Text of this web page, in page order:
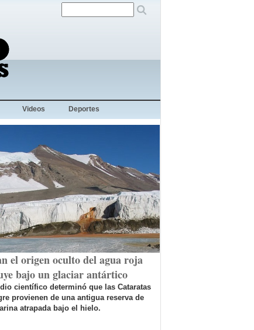
Videos Deportes
el origen oculto del agua roja
bajo un glaciar antártico
científico determinó que las Cataratas
provienen de una antigua reserva de
atrapada bajo el hielo.